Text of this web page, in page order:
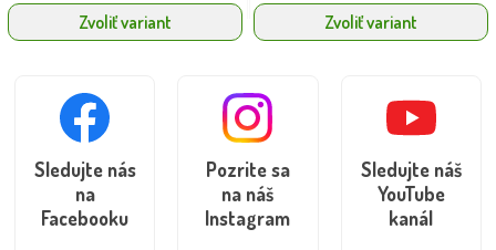
Zvoliť variant Zvoliť variant
Sledujte nás
na
Facebooku
Pozrite sa
na náš
Instagram
Sledujte náš
YouTube
kanál